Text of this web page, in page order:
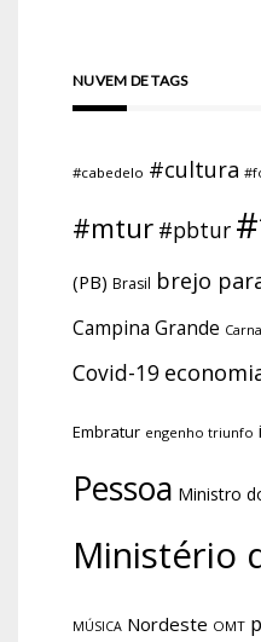
NUVEM DE TAGS
#cabedelo #cultura
#mtur #pbtur
(PB) Brasil brejo
Campina Grande
Covid-19
Embratur engenho triunfo
Pessoa Ministro
Ministério
MÚSICA Nordeste OMT